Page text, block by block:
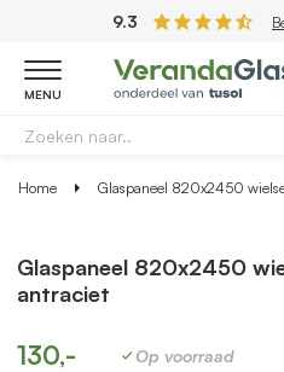
9.3
MENU
Home Glaspaneel 820x2450
Glaspaneel 820x2450
antraciet
130,- Op voorraad